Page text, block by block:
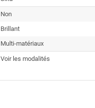
Non
Brillant
Multi-matériaux
Voir les modalités